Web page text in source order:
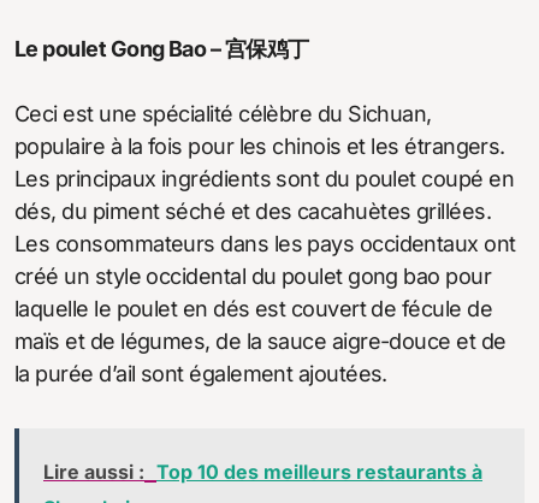
Le poulet Gong Bao – 宫保鸡丁
Ceci est une spécialité célèbre du Sichuan,
populaire à la fois pour les chinois et les étrangers.
Les principaux ingrédients sont du poulet coupé en
dés, du piment séché et des cacahuètes grillées.
Les consommateurs dans les pays occidentaux ont
créé un style occidental du poulet gong bao pour
laquelle le poulet en dés est couvert de fécule de
maïs et de légumes, de la sauce aigre-douce et de
la purée d’ail sont également ajoutées.
Lire aussi : Top 10 des meilleurs restaurants à